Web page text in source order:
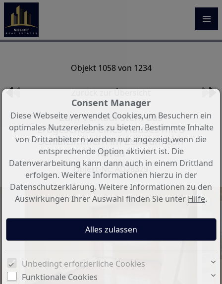
Objekt 1058 von 1234
Zum Verkauf steht das
Erdgeschoss eines Hauses mit 5
Schlafzimmern im Zentrum von
Ravda
Objekt-Nr.: AD28329
Consent Manager
Diese Webseite verwendet Cookies,um Besuchern ein
optimales Nutzererlebnis zu bieten. Bestimmte Inhalte
von Drittanbietern werden nur angezeigt,wenn die
entsprechende Option aktiviert ist. Die
Datenverarbeitung kann dann auch in einem Drittland
erfolgen. Weitere Informationen hierzu in der
Datenschutzerklärung. Weitere Informationen zu den
Auswirkungen Ihrer Auswahl finden Sie unter Hilfe.
Unbedingt erforderliche Cookies
Funktionale Cookies